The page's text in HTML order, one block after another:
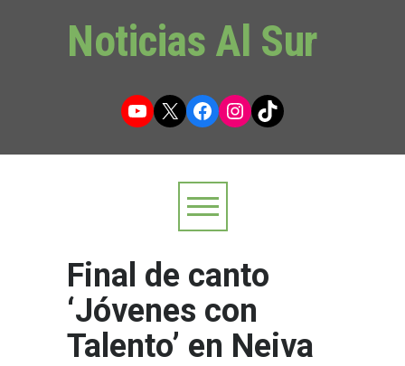
Noticias Al Sur
YouTube
X Facebook
Instagram
TikTok
Final de canto
‘Jóvenes con
Talento’ en Neiva